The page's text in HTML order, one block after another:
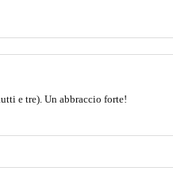
e tre). Un abbraccio forte!